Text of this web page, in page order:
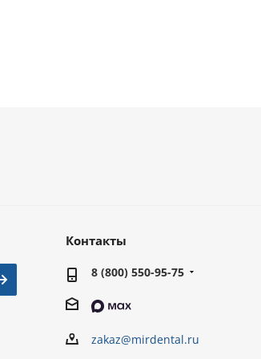
Контакты
8 (800) 550-95-75
zakaz@mirdental.ru